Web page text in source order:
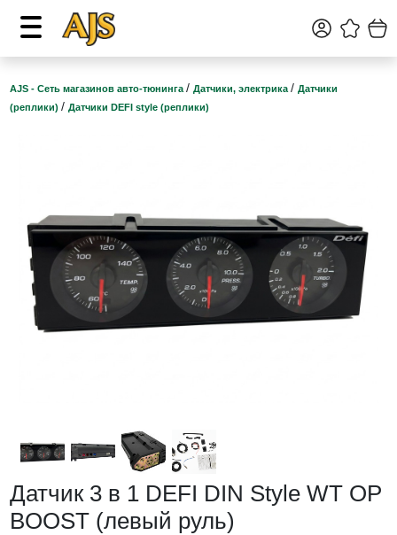
AJS - Сеть магазинов авто-тюнинга / Датчики, электрика / Датчики
(реплики) / Датчики DEFI style (реплики)
Датчик 3 в 1 DEFI DIN Style WT OP
BOOST (левый руль)